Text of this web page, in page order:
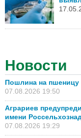
Новости
Пошлина на пшеницу
07.08.2026 19:50
Аграриев
имени
07.08.2026 19:29